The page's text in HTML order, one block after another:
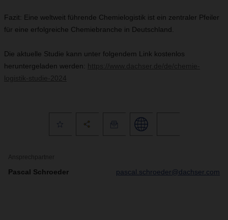
Fazit: Eine weltweit führende Chemielogistik ist ein zentraler Pfeiler
für eine erfolgreiche Chemiebranche in Deutschland.
Die aktuelle Studie kann unter folgendem Link kostenlos
heruntergeladen werden: https://www.dachser.de/de/chemie-
logistik-studie-2024
Ansprechpartner
Pascal Schroeder pascal.schroeder@dachser.com